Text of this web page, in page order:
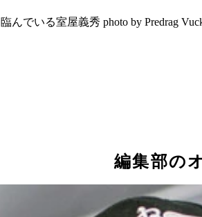
でいる室屋義秀 photo by Predrag
編集部の